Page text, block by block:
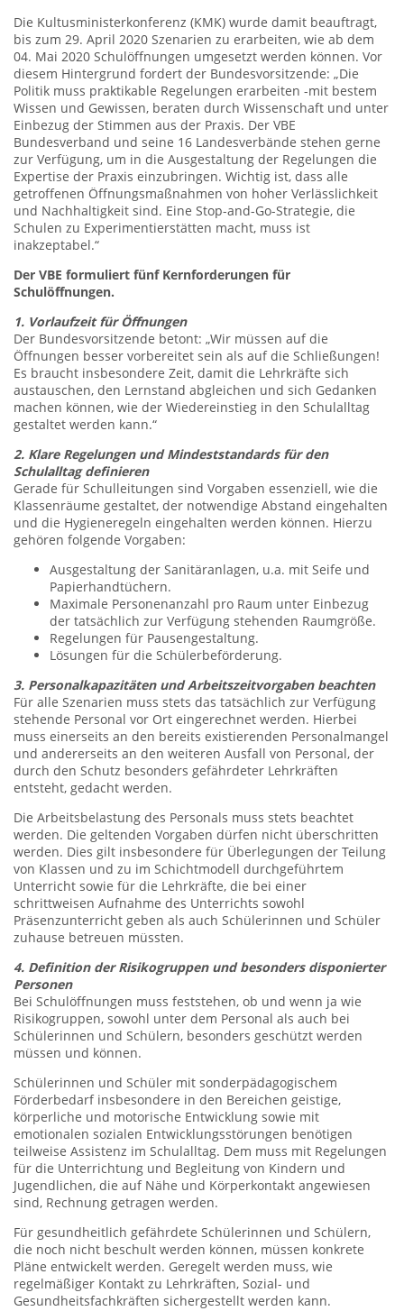
Die Kultusministerkonferenz (KMK) wurde damit beauftragt,
bis zum 29. April 2020 Szenarien zu erarbeiten, wie ab dem
04. Mai 2020 Schulöffnungen umgesetzt werden können. Vor
diesem Hintergrund fordert der Bundesvorsitzende: „Die
Politik muss praktikable Regelungen erarbeiten -mit bestem
Wissen und Gewissen, beraten durch Wissenschaft und unter
Einbezug der Stimmen aus der Praxis. Der VBE
Bundesverband und seine 16 Landesverbände stehen gerne
zur Verfügung, um in die Ausgestaltung der Regelungen die
Expertise der Praxis einzubringen. Wichtig ist, dass alle
getroffenen Öffnungsmaßnahmen von hoher Verlässlichkeit
und Nachhaltigkeit sind. Eine Stop-and-Go-Strategie, die
Schulen zu Experimentierstätten macht, muss ist
inakzeptabel.“
Der VBE formuliert fünf Kernforderungen für
Schulöffnungen.
1. Vorlaufzeit für Öffnungen
Der Bundesvorsitzende betont: „Wir müssen auf die
Öffnungen besser vorbereitet sein als auf die Schließungen!
Es braucht insbesondere Zeit, damit die Lehrkräfte sich
austauschen, den Lernstand abgleichen und sich Gedanken
machen können, wie der Wiedereinstieg in den Schulalltag
gestaltet werden kann.“
2. Klare Regelungen und Mindeststandards für den
Schulalltag definieren
Gerade für Schulleitungen sind Vorgaben essenziell, wie die
Klassenräume gestaltet, der notwendige Abstand eingehalten
und die Hygieneregeln eingehalten werden können. Hierzu
gehören folgende Vorgaben:
Ausgestaltung der Sanitäranlagen, u.a. mit Seife und
Papierhandtüchern.
Maximale Personenanzahl pro Raum unter Einbezug
der tatsächlich zur Verfügung stehenden Raumgröße.
Regelungen für Pausengestaltung.
Lösungen für die Schülerbeförderung.
3. Personalkapazitäten und Arbeitszeitvorgaben beachten
Für alle Szenarien muss stets das tatsächlich zur Verfügung
stehende Personal vor Ort eingerechnet werden. Hierbei
muss einerseits an den bereits existierenden Personalmangel
und andererseits an den weiteren Ausfall von Personal, der
durch den Schutz besonders gefährdeter Lehrkräften
entsteht, gedacht werden.
Die Arbeitsbelastung des Personals muss stets beachtet
werden. Die geltenden Vorgaben dürfen nicht überschritten
werden. Dies gilt insbesondere für Überlegungen der Teilung
von Klassen und zu im Schichtmodell durchgeführtem
Unterricht sowie für die Lehrkräfte, die bei einer
schrittweisen Aufnahme des Unterrichts sowohl
Präsenzunterricht geben als auch Schülerinnen und Schüler
zuhause betreuen müssten.
4. Definition der Risikogruppen und besonders disponierter
Personen
Bei Schulöffnungen muss feststehen, ob und wenn ja wie
Risikogruppen, sowohl unter dem Personal als auch bei
Schülerinnen und Schülern, besonders geschützt werden
müssen und können.
Schülerinnen und Schüler mit sonderpädagogischem
Förderbedarf insbesondere in den Bereichen geistige,
körperliche und motorische Entwicklung sowie mit
emotionalen sozialen Entwicklungsstörungen benötigen
teilweise Assistenz im Schulalltag. Dem muss mit Regelungen
für die Unterrichtung und Begleitung von Kindern und
Jugendlichen, die auf Nähe und Körperkontakt angewiesen
sind, Rechnung getragen werden.
Für gesundheitlich gefährdete Schülerinnen und Schülern,
die noch nicht beschult werden können, müssen konkrete
Pläne entwickelt werden. Geregelt werden muss, wie
regelmäßiger Kontakt zu Lehrkräften, Sozial- und
Gesundheitsfachkräften sichergestellt werden kann.